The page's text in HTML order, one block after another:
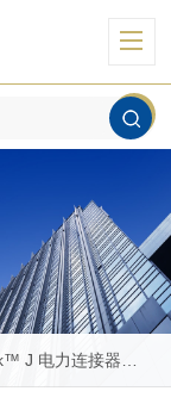
J 电力连接器